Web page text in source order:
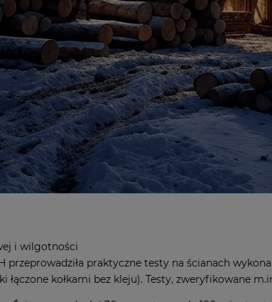
i wilgotności
przeprowadziła praktyczne testy na ścianach
łączone kołkami bez kleju). Testy, zweryfikowane